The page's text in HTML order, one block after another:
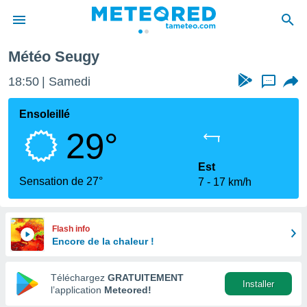
de
en
Météo Seugy
18:50 Samedi ...
Ensoleillé
29°
Sensation de 27°
Est
7
17 km/h
Flash info
Encore de la chaleur !
Téléchargez GRATUITEMENT
l’application Meteored!
Installer